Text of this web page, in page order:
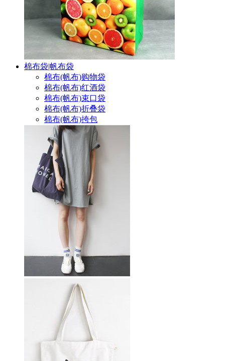
棉布袋|帆布袋
棉布(帆布)购物袋
棉布(帆布)红酒袋
棉布(帆布)束口袋
棉布(帆布)折叠袋
棉布(帆布)挎包